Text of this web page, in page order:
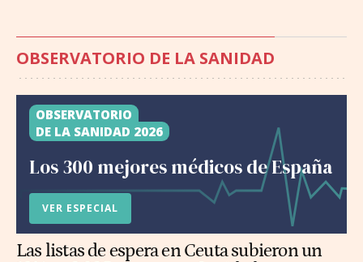
OBSERVATORIO DE LA SANIDAD
OBSERVATORIO
DE LA SANIDAD 2026
Los 300 mejores médicos de España
VER ESPECIAL
Las listas de espera en Ceuta subieron un